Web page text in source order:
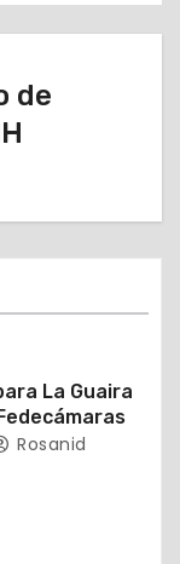
de
La Guaira
Rosanid